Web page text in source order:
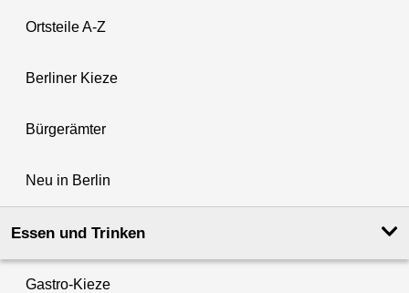
Ortsteile A-Z
Berliner Kieze
Bürgerämter
Neu in Berlin
Essen und Trinken
Gastro-Kieze